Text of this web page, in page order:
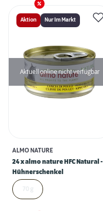
Aktion Nur Im Markt
Aktuell online nicht verfügbar
ALMO NATURE
24 x almo nature HFC Natural -
Hühnerschenkel